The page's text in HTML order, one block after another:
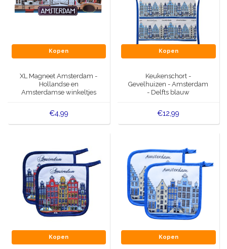
Kopen
XL Magneet Amsterdam -
Hollandse en
Amsterdamse winkeltjes
€4,99
Kopen
Keukenschort -
Gevelhuizen - Amsterdam
- Delfts blauw
€12,99
Kopen Kopen